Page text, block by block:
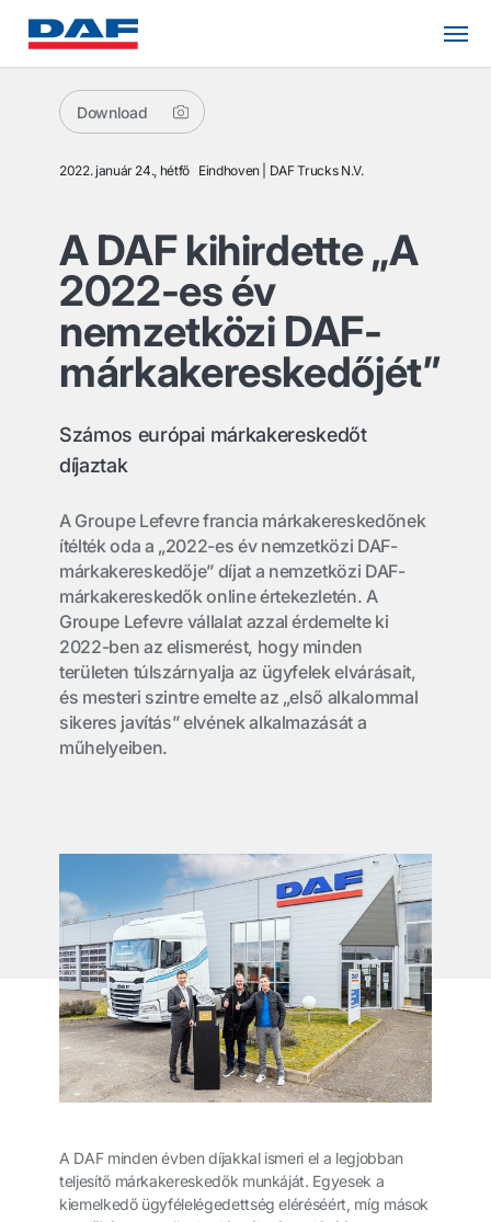
Download
2022. január 24., hétfő Eindhoven DAF Trucks N.V.
A DAF kihirdette „A
2022-es év
nemzetközi DAF-
márkakereskedőjét”
Számos európai márkakereskedőt
díjaztak
A Groupe Lefevre francia márkakereskedőnek
ítélték oda a „2022-es év nemzetközi DAF-
márkakereskedője” díjat a nemzetközi DAF-
márkakereskedők online értekezletén. A
Groupe Lefevre vállalat azzal érdemelte ki
2022-ben az elismerést, hogy minden
területen túlszárnyalja az ügyfelek elvárásait,
és mesteri szintre emelte az „első alkalommal
sikeres javítás” elvének alkalmazását a
műhelyeiben.
A DAF minden évben díjakkal ismeri el a legjobban
teljesítő márkakereskedők munkáját. Egyesek a
kiemelkedő ügyfélelégedettség eléréséért, míg mások